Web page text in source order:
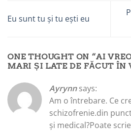
Eu sunt tu și tu ești eu
ONE THOUGHT ON “AI
MARI ȘI LATE DE FĂCUT ÎN
Ayrynn says:
Am o întrebare. Ce
schizofrenie.din
și medical?Poate